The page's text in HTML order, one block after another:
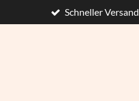
Schneller Versand